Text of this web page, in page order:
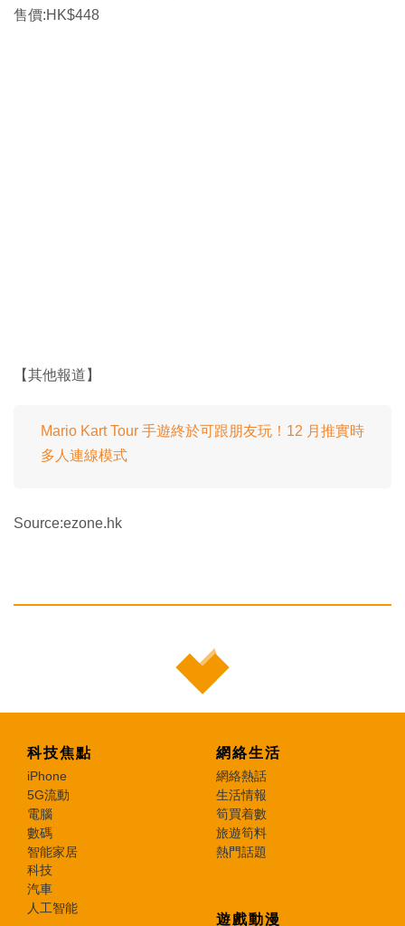
售價:HK$448
【其他報道】
Mario Kart Tour 手遊終於可跟朋友玩！12 月推實時
多人連線模式
Source:ezone.hk
科技焦點
iPhone
5G流動
電腦
數碼
智能家居
科技
汽車
人工智能
網絡生活
網絡熱話
生活情報
筍買着數
旅遊筍料
熱門話題
遊戲動漫